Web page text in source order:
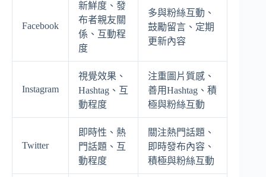
Facebook
新鮮度、發
布者親友關
係、互動程
度
多與粉絲互動、
鼓勵留言、定期
更新內容
Instagram
視覺效果、
Hashtag、互
動程度
注重圖片質感、
善用Hashtag、積
極與粉絲互動
Twitter
即時性、熱
門話題、互
動程度
關注熱門話題、
即時發布內容、
積極與粉絲互動